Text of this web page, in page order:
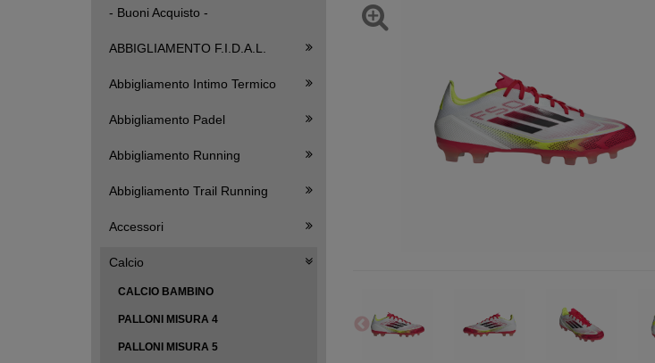
- Buoni Acquisto -
ABBIGLIAMENTO F.I.D.A.L.
Abbigliamento Intimo Termico
Abbigliamento Padel
Abbigliamento Running
Abbigliamento Trail Running
Accessori
Calcio
CALCIO BAMBINO
PALLONI MISURA 4
PALLONI MISURA 5